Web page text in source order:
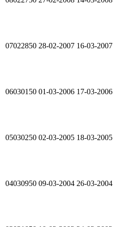
07022850 28-02-2007 16-03-2007
06030150 01-03-2006 17-03-2006
05030250 02-03-2005 18-03-2005
04030950 09-03-2004 26-03-2004